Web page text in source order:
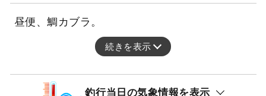
昼便、鯛カブラ。
続きを表示
釣行当日の気象情報を表示